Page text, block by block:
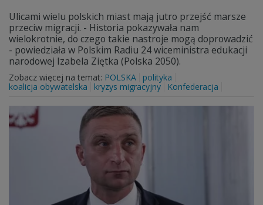
Ulicami wielu polskich miast mają jutro przejść marsze
przeciw migracji. - Historia pokazywała nam
wielokrotnie, do czego takie nastroje mogą doprowadzić
- powiedziała w Polskim Radiu 24 wiceministra edukacji
narodowej Izabela Ziętka (Polska 2050).
Zobacz więcej na temat: POLSKA
polityka
koalicja obywatelska
kryzys migracyjny Konfederacja